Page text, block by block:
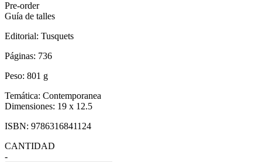
Pre-order
Guía de talles
Editorial: Tusquets
Páginas: 736
Peso: 801 g
Temática: Contemporanea
Dimensiones: 19 x 12.5
ISBN: 9786316841124
CANTIDAD
-